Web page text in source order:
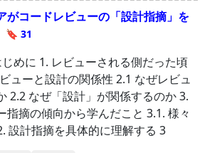
がコードレビューの「設計指摘」を
🔖 31
めに 1. レビューされる側だった頃
ューと設計の関係性 2.1 なぜレビュ
2.2 なぜ「設計」が関係するのか 3.
指摘の傾向から学んだこと 3.1. 様々
設計指摘を具体的に理解する 3